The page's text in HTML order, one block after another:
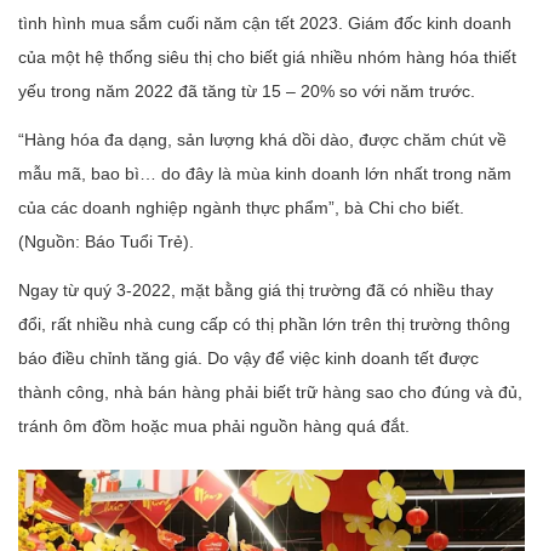
tình hình mua sắm cuối năm cận tết 2023. Giám đốc kinh doanh
của một hệ thống siêu thị cho biết giá nhiều nhóm hàng hóa thiết
yếu trong năm 2022 đã tăng từ 15 – 20% so với năm trước.
“Hàng hóa đa dạng, sản lượng khá dồi dào, được chăm chút về
mẫu mã, bao bì… do đây là mùa kinh doanh lớn nhất trong năm
của các doanh nghiệp ngành thực phẩm”, bà Chi cho biết.
(Nguồn: Báo Tuổi Trẻ).
Ngay từ quý 3-2022, mặt bằng giá thị trường đã có nhiều thay
đổi, rất nhiều nhà cung cấp có thị phần lớn trên thị trường thông
báo điều chỉnh tăng giá. Do vậy để việc kinh doanh tết được
thành công, nhà bán hàng phải biết trữ hàng sao cho đúng và đủ,
tránh ôm đồm hoặc mua phải nguồn hàng quá đắt.